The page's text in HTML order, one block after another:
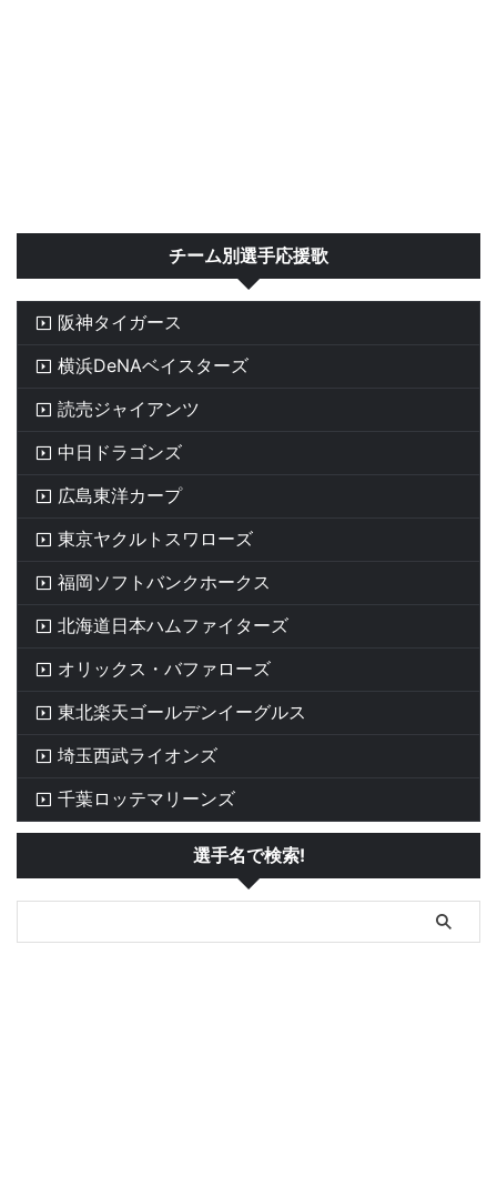
チーム別選手応援歌
阪神タイガース
横浜DeNAベイスターズ
読売ジャイアンツ
中日ドラゴンズ
広島東洋カープ
東京ヤクルトスワローズ
福岡ソフトバンクホークス
北海道日本ハムファイターズ
オリックス・バファローズ
東北楽天ゴールデンイーグルス
埼玉西武ライオンズ
千葉ロッテマリーンズ
選手名で検索!